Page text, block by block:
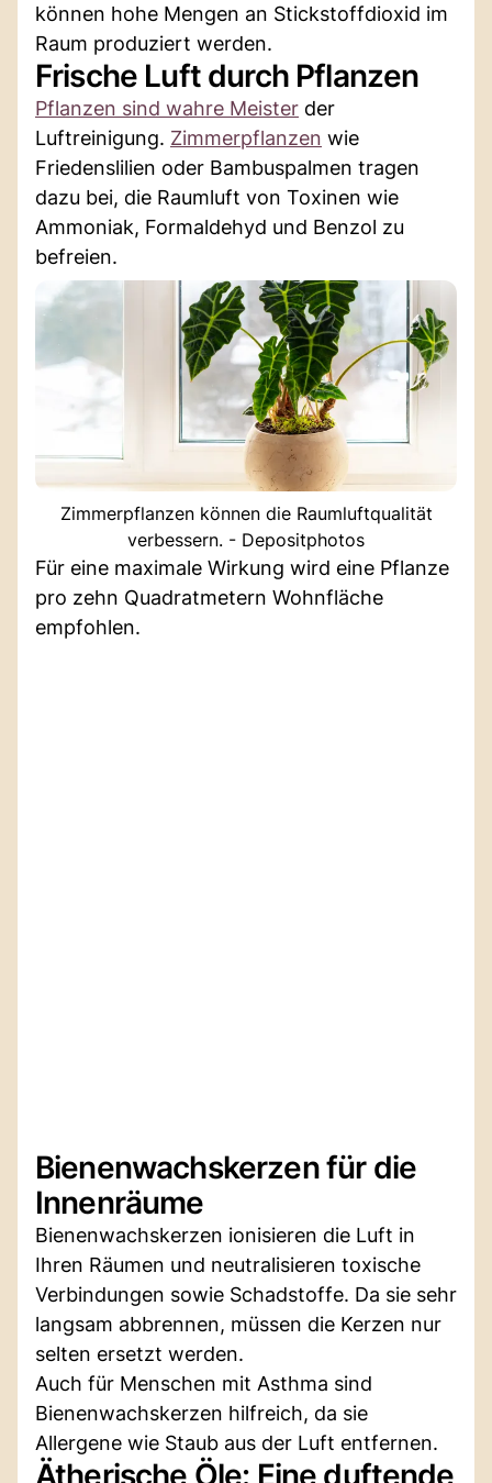
können hohe Mengen an Stickstoffdioxid im
Raum produziert werden.
Frische Luft durch Pflanzen
Pflanzen sind wahre Meister der
Luftreinigung. Zimmerpflanzen wie
Friedenslilien oder Bambuspalmen tragen
dazu bei, die Raumluft von Toxinen wie
Ammoniak, Formaldehyd und Benzol zu
befreien.
Zimmerpflanzen können die Raumluftqualität
verbessern. - Depositphotos
Für eine maximale Wirkung wird eine Pflanze
pro zehn Quadratmetern Wohnfläche
empfohlen.
Bienenwachskerzen für die
Innenräume
Bienenwachskerzen ionisieren die Luft in
Ihren Räumen und neutralisieren toxische
Verbindungen sowie Schadstoffe. Da sie sehr
langsam abbrennen, müssen die Kerzen nur
selten ersetzt werden.
Auch für Menschen mit Asthma sind
Bienenwachskerzen hilfreich, da sie
Allergene wie Staub aus der Luft entfernen.
Ätherische Öle: Eine duftende